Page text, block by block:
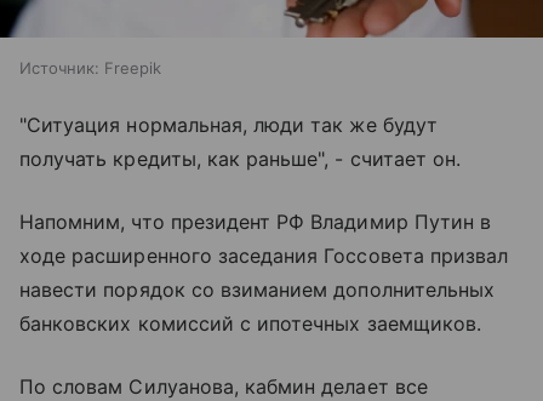
Источник: Freepik
"Ситуация нормальная, люди так же будут
получать кредиты, как раньше", - считает он.
Напомним, что президент РФ Владимир Путин в
ходе расширенного заседания Госсовета призвал
навести порядок со взиманием дополнительных
банковских комиссий с ипотечных заемщиков.
По словам Силуанова, кабмин делает все